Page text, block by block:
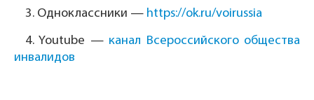
3. Одноклассники — https://ok.ru/voirussia
4.Youtube — канал Всероссийского общества
инвалидов